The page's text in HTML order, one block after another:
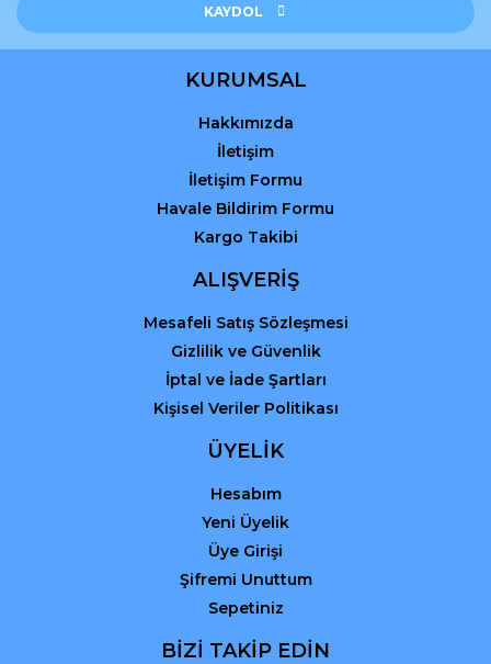
KAYDOL
KURUMSAL
Hakkımızda
İletişim
İletişim Formu
Havale Bildirim Formu
Kargo Takibi
ALIŞVERİŞ
Mesafeli Satış Sözleşmesi
Gizlilik ve Güvenlik
İptal ve İade Şartları
Kişisel Veriler Politikası
ÜYELİK
Hesabım
Yeni Üyelik
Üye Girişi
Şifremi Unuttum
Sepetiniz
BİZİ TAKİP EDİN